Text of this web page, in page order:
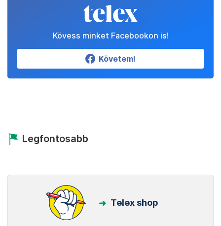
Kövess minket Facebookon is!
Követem!
Legfontosabb
Telex shop